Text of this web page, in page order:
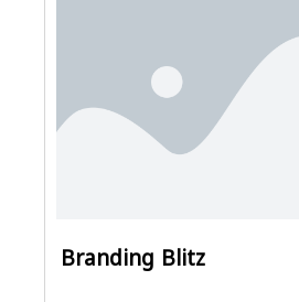
Branding Blitz